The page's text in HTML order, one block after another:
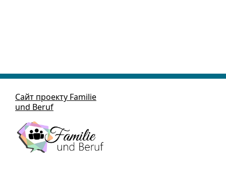
Сайт проекту Familie
und Beruf